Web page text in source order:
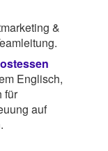
&
Englisch,
für
auf